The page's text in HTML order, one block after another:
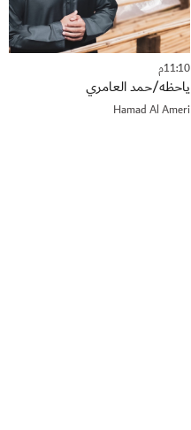
11:10م
ياحظه/حمد العامري
Hamad Al Ameri